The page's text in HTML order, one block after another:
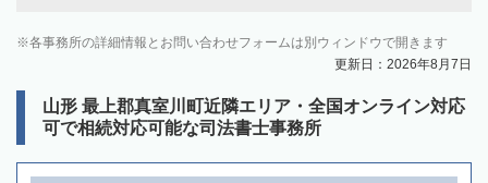
各事務所の詳細情報とお問い合わせフォームは別ウィンドウで開きます
更新日：2026年8月7日
山形 最上郡真室川町近隣エリア・全国オンライン対応
可で相続対応可能な司法書士事務所